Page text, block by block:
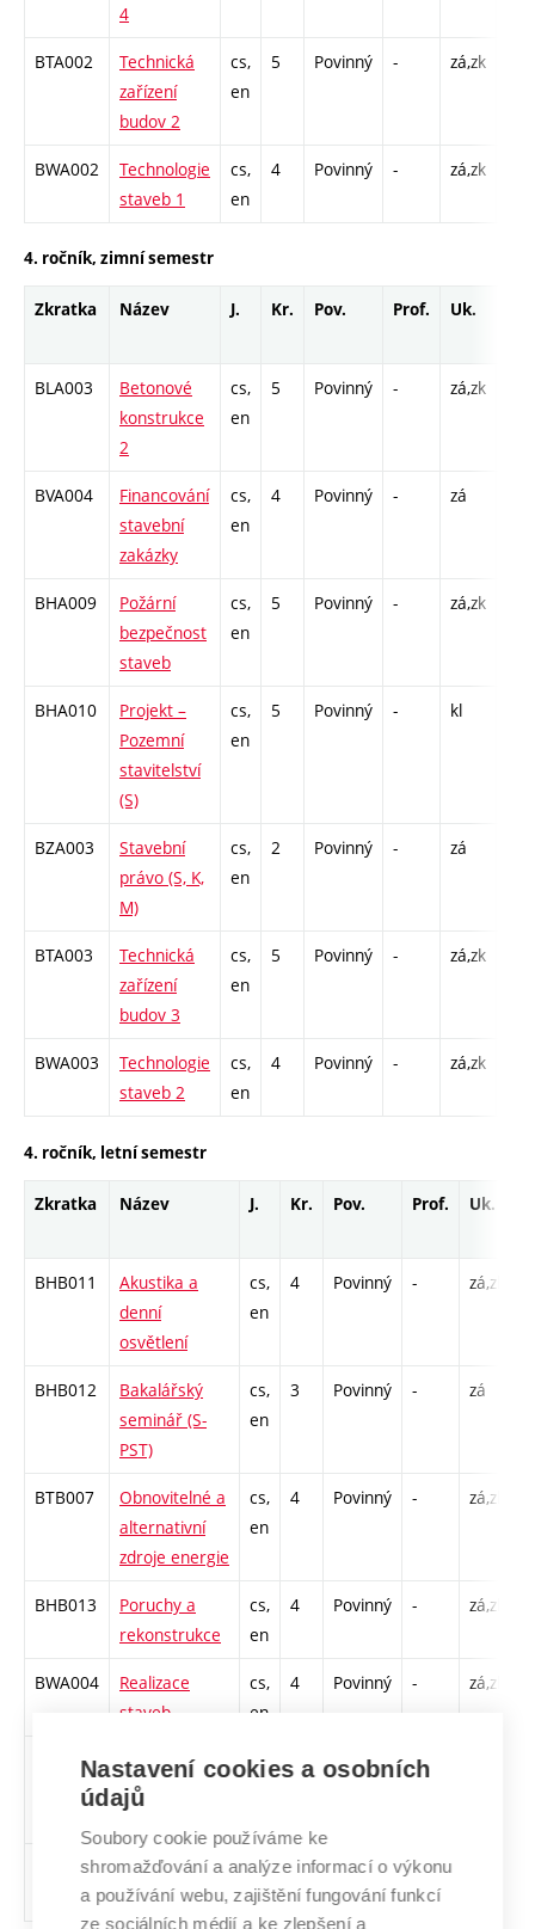
4
BTA002
Technická
zařízení
budov 2
cs,
en
5 Povinný - zá,zk
BWA002
Technologie
staveb 1
cs,
en
4 Povinný - zá,zk
4. ročník, zimní semestr
Zkratka Název J. Kr. Pov. Prof. Uk.
BLA003
Betonové
konstrukce
2
cs,
en
5 Povinný - zá,zk
BVA004
Financování
stavební
zakázky
cs,
en
4 Povinný - zá
BHA009
Požární
bezpečnost
staveb
cs,
en
5 Povinný - zá,zk
BHA010
Projekt –
Pozemní
stavitelství
(S)
cs,
en
5 Povinný - kl
BZA003
Stavební
právo (S, K,
M)
cs,
en
2 Povinný - zá
BTA003
Technická
zařízení
budov 3
cs,
en
5 Povinný - zá,zk
BWA003
Technologie
staveb 2
cs,
en
4 Povinný - zá,zk
4. ročník, letní semestr
Zkratka Název J. Kr. Pov. Prof. Uk.
BHB011
Akustika a
denní
osvětlení
cs,
en
4 Povinný - zá,zk
BHB012
Bakalářský
seminář (S-
PST)
cs,
en
3 Povinný - zá
BTB007
Obnovitelné a
alternativní
zdroje energie
cs,
en
4 Povinný - zá,zk
BHB013
Poruchy a
rekonstrukce
cs,
en
4 Povinný - zá,zk
BWA004
Realizace
staveb
cs,
en
4 Povinný - zá,zk
BHB014
Specializovaný
projekt (S-
cs 6 Povinný -
BLA004
Zděné
konstrukce (S)
cs,
en
5 Povinný -
Nastavení cookies a osobních
údajů
Soubory cookie používáme ke
shromažďování a analýze informací o výkonu
a používání webu, zajištění fungování funkcí
ze sociálních médií a ke zlepšení a